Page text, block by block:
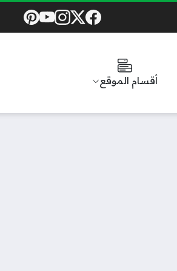
Social Links
أقسام الموقع